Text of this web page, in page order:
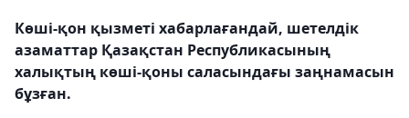
Көші-қон қызметі хабарлағандай, шетелдік
азаматтар Қазақстан Республикасының
халықтың көші-қоны саласындағы заңнамасын
бұзған.